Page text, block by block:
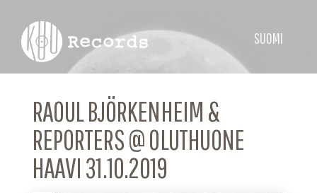
SUOMI
RAOUL BJÖRKENHEIM &
REPORTERS @ OLUTHUONE
HAAVI 31.10.2019